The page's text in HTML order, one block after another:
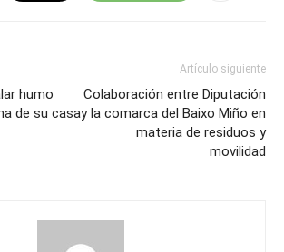
humo
de su casa
Artículo siguiente
Colaboración entre Diputación
y la comarca del Baixo Miño en
materia de residuos y
movilidad